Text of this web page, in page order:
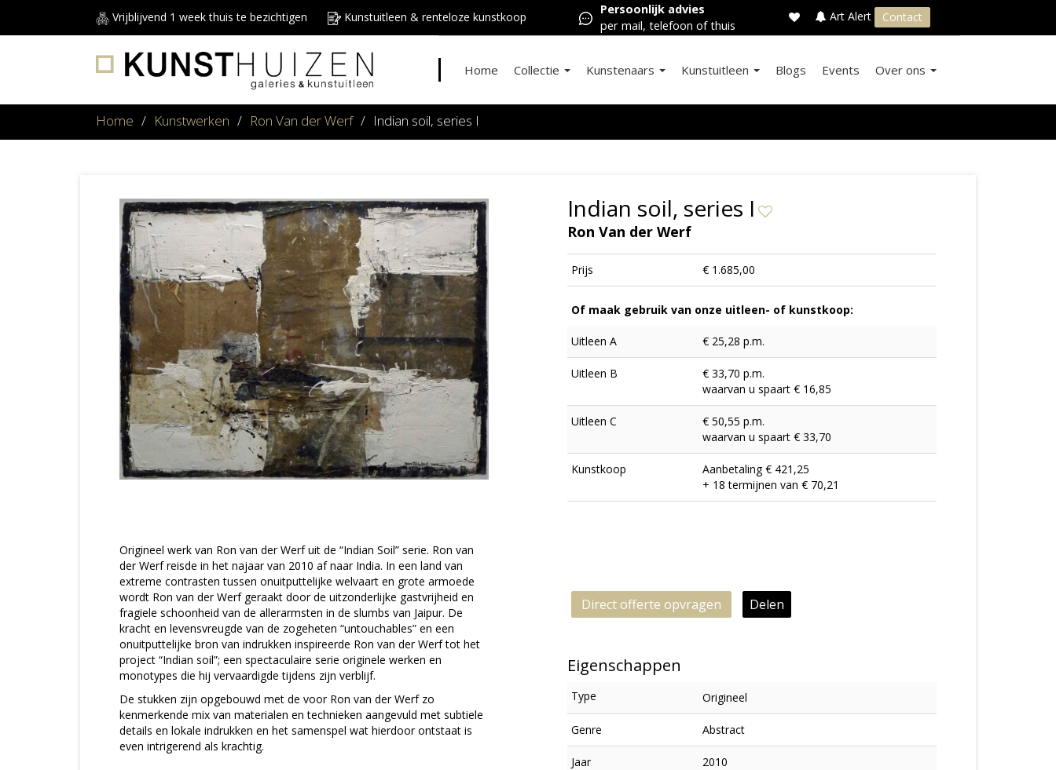
Vrijblijvend 1 week thuis te bezichtigen Kunstuitleen & renteloze kunstkoop
Persoonlijk advies
per mail, telefoon of thuis
Art Alert Contact
Home Collectie Kunstenaars Kunstuitleen Blogs Events Over ons
Home / Kunstwerken / Ron Van der Werf / Indian soil, series I
Origineel werk van Ron van der Werf uit de “Indian Soil” serie. Ron van
der Werf reisde in het najaar van 2010 af naar India. In een land van
extreme contrasten tussen onuitputtelijke welvaart en grote armoede
wordt Ron van der Werf geraakt door de uitzonderlijke gastvrijheid en
fragiele schoonheid van de allerarmsten in de slumbs van Jaipur. De
kracht en levensvreugde van de zogeheten “untouchables” en een
onuitputtelijke bron van indrukken inspireerde Ron van der Werf tot het
project “Indian soil”; een spectaculaire serie originele werken en
monotypes die hij vervaardigde tijdens zijn verblijf.
De stukken zijn opgebouwd met de voor Ron van der Werf zo
kenmerkende mix van materialen en technieken aangevuld met subtiele
details en lokale indrukken en het samenspel wat hierdoor ontstaat is
even intrigerend als krachtig.
Indian soil, series I
Ron Van der Werf
Prijs € 1.685,00
Of maak gebruik van onze uitleen- of kunstkoop:
Uitleen A € 25,28 p.m.
Uitleen B
€ 33,70 p.m.
waarvan u spaart € 16,85
Uitleen C
€ 50,55 p.m.
waarvan u spaart € 33,70
Kunstkoop
Aanbetaling € 421,25
+ 18 termijnen van € 70,21
Direct offerte opvragen Delen
Eigenschappen
Type Origineel
Genre Abstract
Jaar 2010